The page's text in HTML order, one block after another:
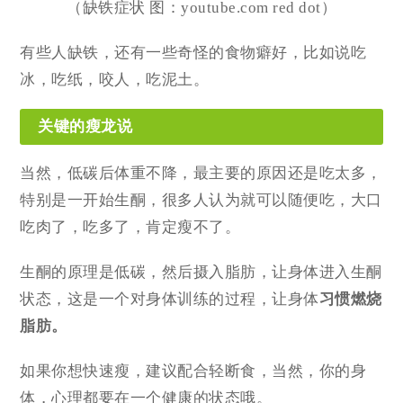
（缺铁症状 图：youtube.com red dot）
有些人缺铁，还有一些奇怪的食物癖好，比如说吃
冰，吃纸，咬人，吃泥土。
关键的瘦龙说
当然，低碳后体重不降，最主要的原因还是吃太多，
特别是一开始生酮，很多人认为就可以随便吃，大口
吃肉了，吃多了，肯定瘦不了。
生酮的原理是低碳，然后摄入脂肪，让身体进入生酮
状态，这是一个对身体训练的过程，让身体习惯燃烧
脂肪。
如果你想快速瘦，建议配合轻断食，当然，你的身
体，心理都要在一个健康的状态哦。